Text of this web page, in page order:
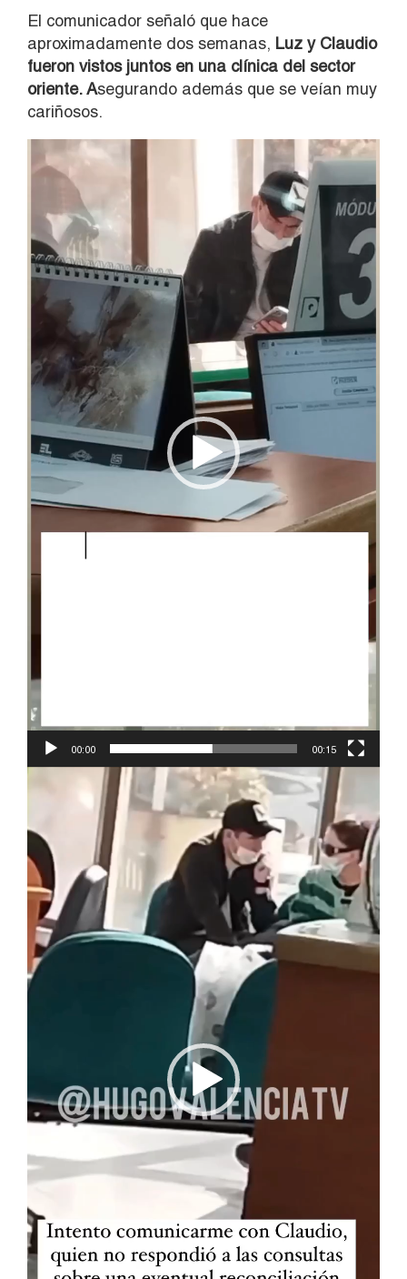
El comunicador señaló que hace
aproximadamente dos semanas, Luz y Claudio
fueron vistos juntos en una clínica del sector
oriente. Asegurando además que se veían muy
cariñosos.
Reproductor
de
00:00 00:15
Reproductor
de